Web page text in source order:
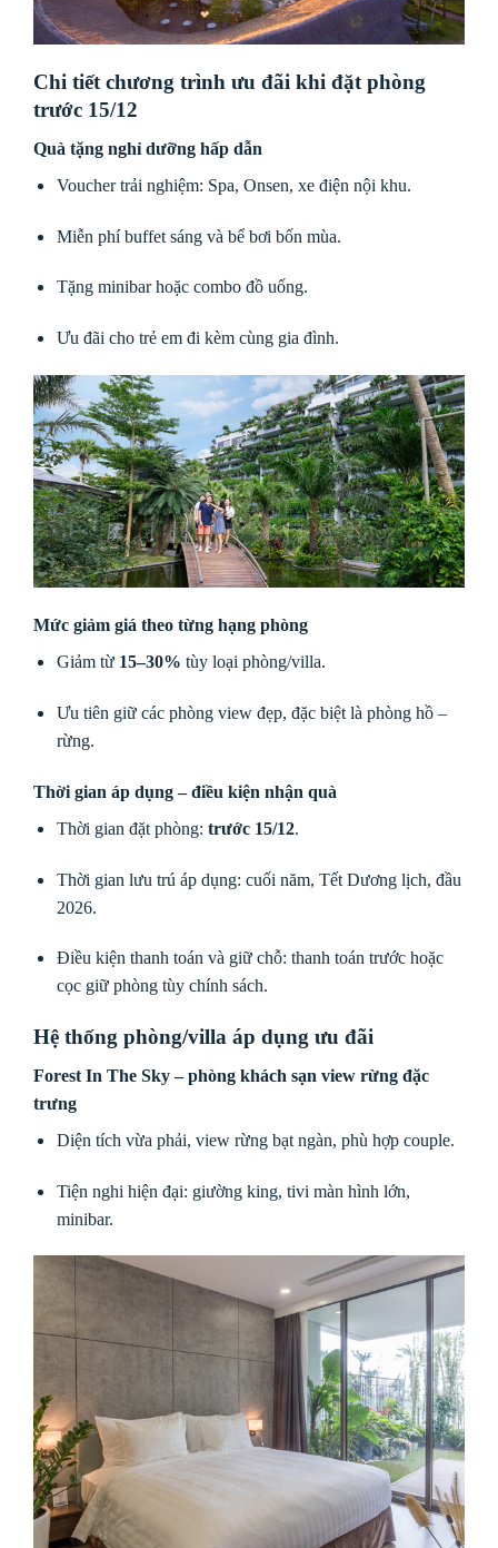
Chi tiết chương trình ưu đãi khi đặt phòng
trước 15/12
Quà tặng nghỉ dưỡng hấp dẫn
Voucher trải nghiệm: Spa, Onsen, xe điện nội khu.
Miễn phí buffet sáng và bể bơi bốn mùa.
Tặng minibar hoặc combo đồ uống.
Ưu đãi cho trẻ em đi kèm cùng gia đình.
Mức giảm giá theo từng hạng phòng
Giảm từ 15–30% tùy loại phòng/villa.
Ưu tiên giữ các phòng view đẹp, đặc biệt là phòng hồ –
rừng.
Thời gian áp dụng – điều kiện nhận quà
Thời gian đặt phòng: trước 15/12.
Thời gian lưu trú áp dụng: cuối năm, Tết Dương lịch, đầu
2026.
Điều kiện thanh toán và giữ chỗ: thanh toán trước hoặc
cọc giữ phòng tùy chính sách.
Hệ thống phòng/villa áp dụng ưu đãi
Forest In The Sky– phòng khách sạn view rừng đặc
trưng
Diện tích vừa phải, view rừng bạt ngàn, phù hợp couple.
Tiện nghi hiện đại: giường king, tivi màn hình lớn,
minibar.